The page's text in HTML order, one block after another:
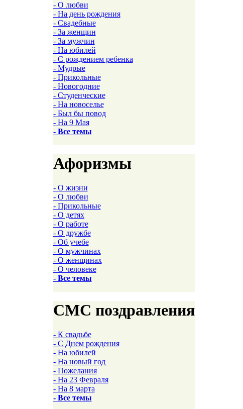
- О любви
- На день рождения
- Свадебные
- За женщин
- За мужчин
- На юбилей
- С рождением ребенка
- Мудрые
- Прикольные
- Новогодние
- Студенческие
- На новоселье
- Был бы повод
- На 9 Мая
- Все темы
Афоризмы
- О жизни
- О любви
- Прикольные
- О детях
- О работе
- О дружбе
- Об учебе
- О мужчинах
- О женщинах
- О человеке
- Все темы
СМС поздравления
- К свадьбе
- С Днем рождения
- На юбилей
- На новый год
- Пожелания
- На 23 Февраля
- На 8 марта
- Все темы